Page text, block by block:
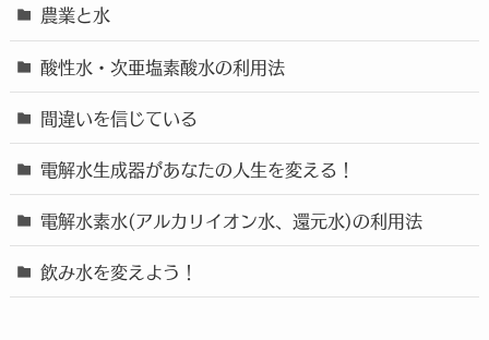
農業と水
酸性水・次亜塩素酸水の利用法
間違いを信じている
電解水生成器があなたの人生を変える！
電解水素水(アルカリイオン水、還元水)の利用法
飲み水を変えよう！